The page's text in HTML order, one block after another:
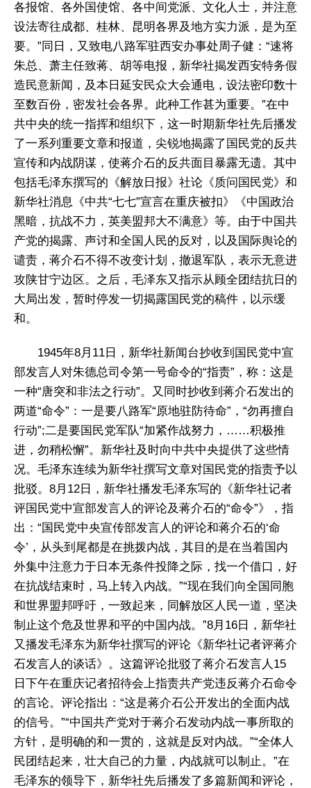
各报馆、各外国使馆、各中间党派、文化人士，并注意
设法寄往成都、桂林、昆明各界及地方实力派，是为至
要。”同日，又致电八路军驻西安办事处周子健：“速将
朱总、萧主任致蒋、胡等电报，新华社揭发西安特务假
造民意新闻，及本日延安民众大会通电，设法密印数十
至数百份，密发社会各界。此种工作甚为重要。”在中
共中央的统一指挥和组织下，这一时期新华社先后播发
了一系列重要文章和报道，尖锐地揭露了国民党的反共
宣传和内战阴谋，使蒋介石的反共面目暴露无遗。其中
包括毛泽东撰写的《解放日报》社论《质问国民党》和
新华社消息《中共“七七”宣言在重庆被扣》《中国政治
黑暗，抗战不力，英美盟邦大不满意》等。由于中国共
产党的揭露、声讨和全国人民的反对，以及国际舆论的
谴责，蒋介石不得不改变计划，撤退军队，表示无意进
攻陕甘宁边区。之后，毛泽东又指示从顾全团结抗日的
大局出发，暂时停发一切揭露国民党的稿件，以示缓
和。
1945年8月11日，新华社新闻台抄收到国民党中宣
部发言人对朱德总司令第一号命令的“指责”，称：这是
一种“唐突和非法之行动”。又同时抄收到蒋介石发出的
两道“命令”：一是要八路军“原地驻防待命”，“勿再擅自
行动”;二是要国民党军队“加紧作战努力，……积极推
进，勿稍松懈”。新华社及时向中共中央提供了这些情
况。毛泽东连续为新华社撰写文章对国民党的指责予以
批驳。8月12日，新华社播发毛泽东写的《新华社记者
评国民党中宣部发言人的评论及蒋介石的“命令”》，指
出：“国民党中央宣传部发言人的评论和蒋介石的‘命
令’，从头到尾都是在挑拨内战，其目的是在当着国内
外集中注意力于日本无条件投降之际，找一个借口，好
在抗战结束时，马上转入内战。”“现在我们向全国同胞
和世界盟邦呼吁，一致起来，同解放区人民一道，坚决
制止这个危及世界和平的中国内战。”8月16日，新华社
又播发毛泽东为新华社撰写的评论《新华社记者评蒋介
石发言人的谈话》。这篇评论批驳了蒋介石发言人15
日下午在重庆记者招待会上指责共产党违反蒋介石命令
的言论。评论指出：“这是蒋介石公开发出的全面内战
的信号。”“中国共产党对于蒋介石发动内战一事所取的
方针，是明确的和一贯的，这就是反对内战。”“全体人
民团结起来，壮大自己的力量，内战就可以制止。”在
毛泽东的领导下，新华社先后播发了多篇新闻和评论，